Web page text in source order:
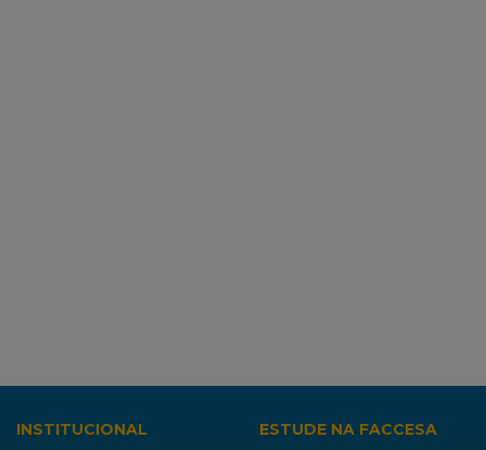
INSTITUCIONAL
ESTUDE NA FACCESA